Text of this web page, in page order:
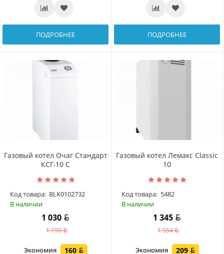
ПОДРОБНЕЕ ПОДРОБНЕЕ
Газовый котел Очаг Стандарт
КСГ-10 С
Код товара: BLK0102732
В наличии
1 030
1 190
Экономия 160
Газовый котел Лемакс Classic
10
Код товара: 5482
В наличии
1 345
1 554
Экономия 209